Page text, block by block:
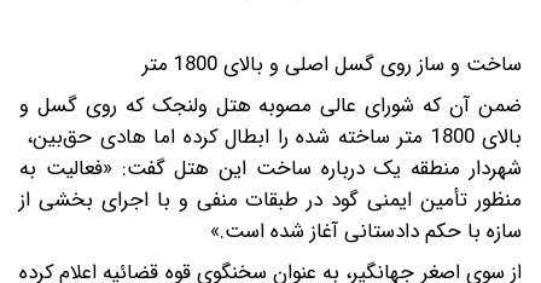
ساخت و ساز روی گسل اصلی و بالای 1800 متر
ضمن آن که شورای عالی مصوبه هتل ولنجک که روی گسل و
بالای 1800 متر ساخته شده را ابطال کرده اما هادی حق‌بین،
شهردار منطقه یک درباره ساخت این هتل گفت: «فعالیت به
منظور تأمین ایمنی گود در طبقات منفی و با اجرای بخشی از
سازه با حکم دادستانی آغاز شده است.»
از سوی اصغر جهانگیر، به عنوان سخنگوی قوه قضائیه اعلام کرده